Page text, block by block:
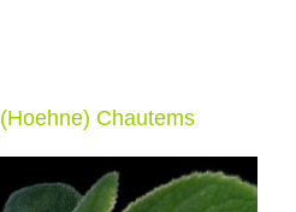
(Hoehne) Chautems